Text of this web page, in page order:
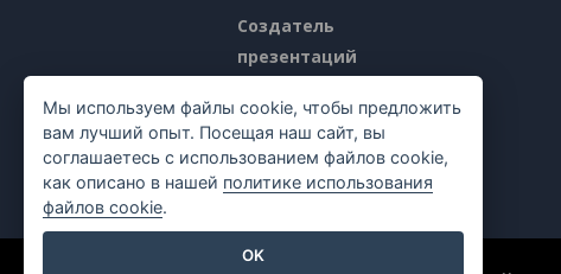
Создатель
презентаций
Редактор
электронных таблиц
Ценообразование
Мы используем файлы cookie, чтобы предложить
вам лучший опыт. Посещая наш сайт, вы
соглашаетесь с использованием файлов cookie,
как описано в нашей политике использования
файлов cookie.
OK